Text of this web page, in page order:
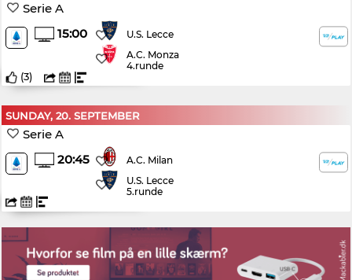
Serie A
15:00
U.S. Lecce
A.C. Monza
4.runde
(3)
SUNDAY, 20. SEPTEMBER
Serie A
20:45
A.C. Milan
U.S. Lecce
5.runde